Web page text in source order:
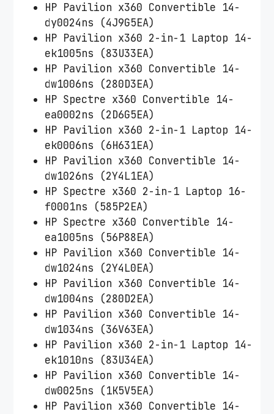
HP Pavilion x360 Convertible 14-
dy0024ns (4J9G5EA)
HP Pavilion x360 2-in-1 Laptop 14-
ek1005ns (83U33EA)
HP Pavilion x360 Convertible 14-
dw1006ns (280D3EA)
HP Spectre x360 Convertible 14-
ea0002ns (2D6G5EA)
HP Pavilion x360 2-in-1 Laptop 14-
ek0006ns (6H631EA)
HP Pavilion x360 Convertible 14-
dw1026ns (2Y4L1EA)
HP Spectre x360 2-in-1 Laptop 16-
f0001ns (585P2EA)
HP Spectre x360 Convertible 14-
ea1005ns (56P88EA)
HP Pavilion x360 Convertible 14-
dw1024ns (2Y4L0EA)
HP Pavilion x360 Convertible 14-
dw1004ns (280D2EA)
HP Pavilion x360 Convertible 14-
dw1034ns (36V63EA)
HP Pavilion x360 2-in-1 Laptop 14-
ek1010ns (83U34EA)
HP Pavilion x360 Convertible 14-
dw0025ns (1K5V5EA)
HP Pavilion x360 Convertible 14-